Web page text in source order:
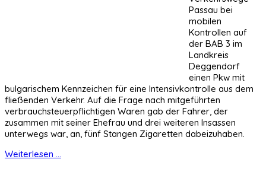
Passau bei
mobilen
Kontrollen auf
der BAB 3 im
Landkreis
Deggendorf
einen Pkw mit
bulgarischem Kennzeichen für eine Intensivkontrolle aus dem
fließenden Verkehr. Auf die Frage nach mitgeführten
verbrauchsteuerpflichtigen Waren gab der Fahrer, der
zusammen mit seiner Ehefrau und drei weiteren Insassen
unterwegs war, an, fünf Stangen Zigaretten dabeizuhaben.
Weiterlesen ...